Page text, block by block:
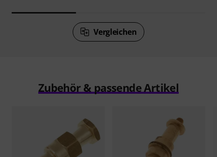
Vergleichen
Zubehör & passende Artikel